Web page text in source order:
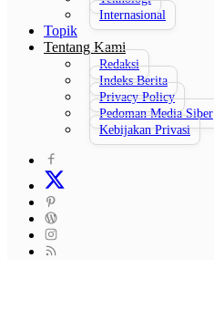
Internasional
Topik
Tentang Kami
Redaksi
Indeks Berita
Privacy Policy
Pedoman Media Siber
Kebijakan Privasi